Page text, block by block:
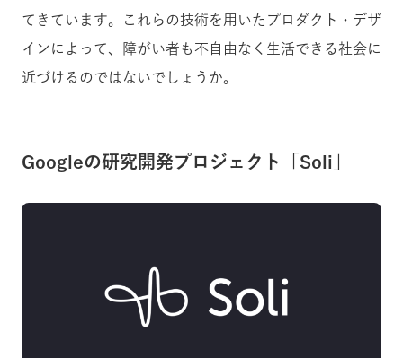
てきています。これらの技術を用いたプロダクト・デザ
インによって、障がい者も不自由なく生活できる社会に
近づけるのではないでしょうか。
Googleの研究開発プロジェクト「Soli」